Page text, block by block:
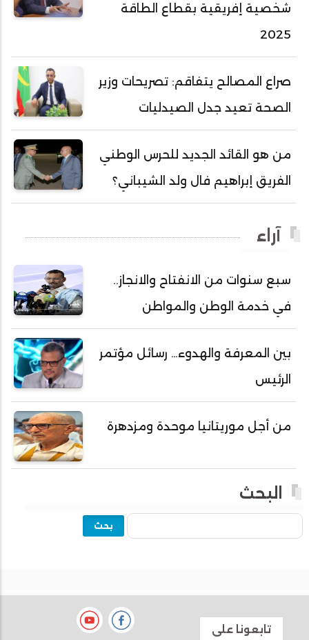
أحمد محمد عبدالرحمن أمين
أحمد محمود محمد المامي النيسان
أحمد هارون الشيخ سيديا
أحمد ولد آبه
أحمد ولد الديه
أحمد ولد السالك
أحمد ولد باهيه
أحمد ولد داداه
أحمد ولد علال
أحمد ولد محمد ديدي
أحمد ولد نافع
أحمد ولد يحيى
أحمدا كلي
أحمدسالم ولد العربي
أحمدو ولد أحمد رمظان
أحمدو ولد امباله
أحمدو ولد جلفون
شخصية إفريقية بقطاع الطاقة
2025
صراع المصالح يتفاقم: تصريحات وزير
الصحة تعيد جدل الصيدليات
من هو القائد الجديد للحرس الوطني
الفريق إبراهيم فال ولد الشيباني؟
آراء
سبع سنوات من الانفتاح والانجاز..
في خدمة الوطن والمواطن
بين المعرفة والهدوء… رسائل مؤتمر
الرئيس
من أجل موريتانيا موحدة ومزدهرة
البحث
بحث
تابعونا على